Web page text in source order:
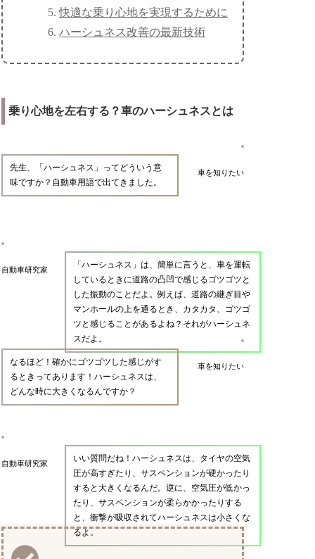
快適な乗り心地を実現するために
ハーシュネス改善の最新技術
乗り心地を左右する？車のハーシュネスとは
車を知りたい
先生、「ハーシュネス」ってどういう意
味ですか？自動車用語で出てきました。
自動車研究家
「ハーシュネス」は、簡単に言うと、車を運転
しているときに道路の凸凹で感じるゴツゴツと
した振動のことだよ。例えば、道路の継ぎ目や
マンホールの上を通るとき、カタカタ、ゴツゴ
ツと感じることがあるよね？それがハーシュネ
スだよ。
車を知りたい
なるほど！確かにゴツゴツした感じがす
るときってあります！ハーシュネスは、
どんな時に大きくなるんですか？
自動車研究家
いい質問だね！ハーシュネスは、タイヤの空気
圧が高すぎたり、サスペンションが硬かったり
すると大きくなるんだ。逆に、空気圧が低かっ
たり、サスペンションが柔らかかったりする
と、衝撃が吸収されてハーシュネスは小さくな
るよ。